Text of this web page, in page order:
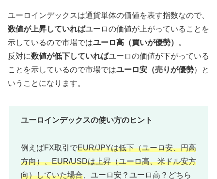
ユーロインデックスは通貨単体の価値を表す指数なので、
数値が上昇していればユーロの価値が上がっていることを
示しているので市場ではユーロ高（買いが優勢）
。
反対に数値が低下していればユーロの価値が下がっている
ことを示しているので市場ではユーロ安（売りが優勢）と
いうことになります。
ユーロインデックスの使い方のヒント
例えばFX取引でEUR/JPYは低下（ユーロ安、円高
方向）、EUR/USDは上昇（ユーロ高、米ドル安方
向）していた場合 、ユーロ安？ユーロ高？どちら